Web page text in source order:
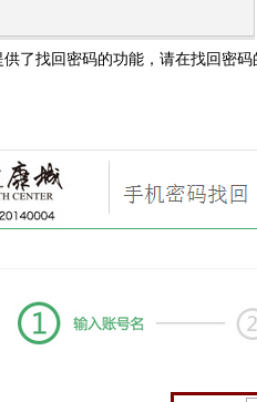
了找回密码的功能，请在找回密